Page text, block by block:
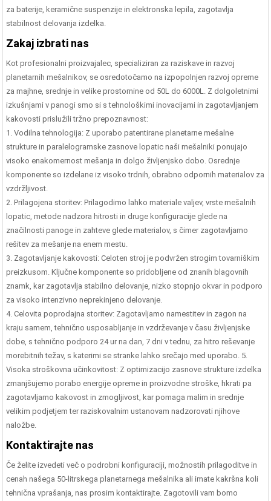
za baterije, keramične suspenzije in elektronska lepila, zagotavlja
stabilnost delovanja izdelka.
Zakaj izbrati nas
Kot profesionalni proizvajalec, specializiran za raziskave in razvoj
planetarnih mešalnikov, se osredotočamo na izpopolnjen razvoj opreme
za majhne, ​​srednje in velike prostornine od 50L do 6000L. Z dolgoletnimi
izkušnjami v panogi smo si s tehnološkimi inovacijami in zagotavljanjem
kakovosti prislužili tržno prepoznavnost:
1. Vodilna tehnologija: Z uporabo patentirane planetarne mešalne
strukture in paralelogramske zasnove lopatic naši mešalniki ponujajo
visoko enakomernost mešanja in dolgo življenjsko dobo. Osrednje
komponente so izdelane iz visoko trdnih, obrabno odpornih materialov za
vzdržljivost.
2. Prilagojena storitev: Prilagodimo lahko materiale valjev, vrste mešalnih
lopatic, metode nadzora hitrosti in druge konfiguracije glede na
značilnosti panoge in zahteve glede materialov, s čimer zagotavljamo
rešitev za mešanje na enem mestu.
3. Zagotavljanje kakovosti: Celoten stroj je podvržen strogim tovarniškim
preizkusom. Ključne komponente so pridobljene od znanih blagovnih
znamk, kar zagotavlja stabilno delovanje, nizko stopnjo okvar in podporo
za visoko intenzivno neprekinjeno delovanje.
4. Celovita poprodajna storitev: Zagotavljamo namestitev in zagon na
kraju samem, tehnično usposabljanje in vzdrževanje v času življenjske
dobe, s tehnično podporo 24 ur na dan, 7 dni v tednu, za hitro reševanje
morebitnih težav, s katerimi se stranke lahko srečajo med uporabo. 5.
Visoka stroškovna učinkovitost: Z optimizacijo zasnove strukture izdelka
zmanjšujemo porabo energije opreme in proizvodne stroške, hkrati pa
zagotavljamo kakovost in zmogljivost, kar pomaga malim in srednje
velikim podjetjem ter raziskovalnim ustanovam nadzorovati njihove
naložbe.
Kontaktirajte nas
Če želite izvedeti več o podrobni konfiguraciji, možnostih prilagoditve in
cenah našega 50-litrskega planetarnega mešalnika ali imate kakršna koli
tehnična vprašanja, nas prosim kontaktirajte. Zagotovili vam bomo